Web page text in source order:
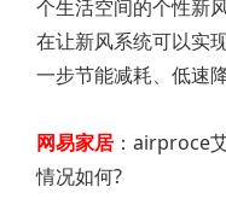
个生活空间的个性新
在让新风系统可以实
一步节能减耗、低速降
网易家居 ：airproce
情况如何?